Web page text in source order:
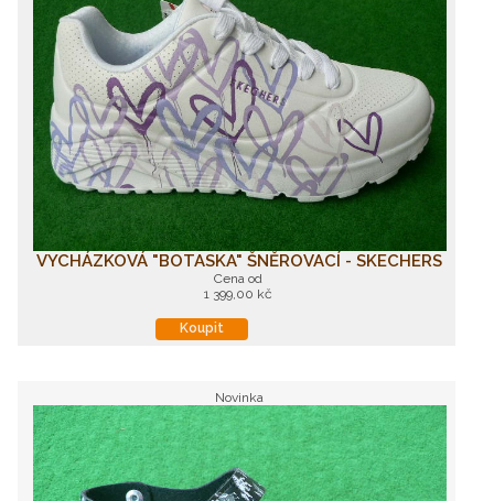
VYCHÁZKOVÁ "BOTASKA" ŠNĚROVACÍ - SKECHERS
Cena od
1 399,00 kč
Koupit
Novinka